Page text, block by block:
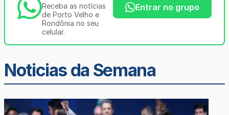
Receba as notícias
de Porto Velho e
Rondônia no seu
celular.
Entrar no grupo
Noticias da Semana